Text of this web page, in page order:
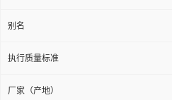
别名
执行质量标准
厂家（产地）